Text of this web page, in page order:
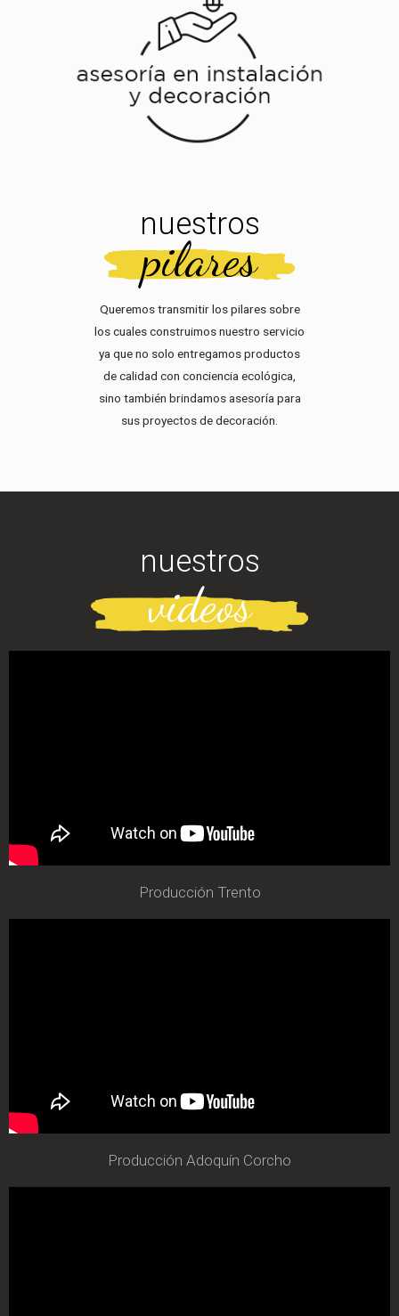
nuestros
pilares
Queremos transmitir los pilares sobre
los cuales construimos nuestro servicio
ya que no solo entregamos productos
de calidad con conciencia ecológica,
sino también brindamos asesoría para
sus proyectos de decoración.
nuestros
videos
Producción Trento
Producción Adoquín Corcho